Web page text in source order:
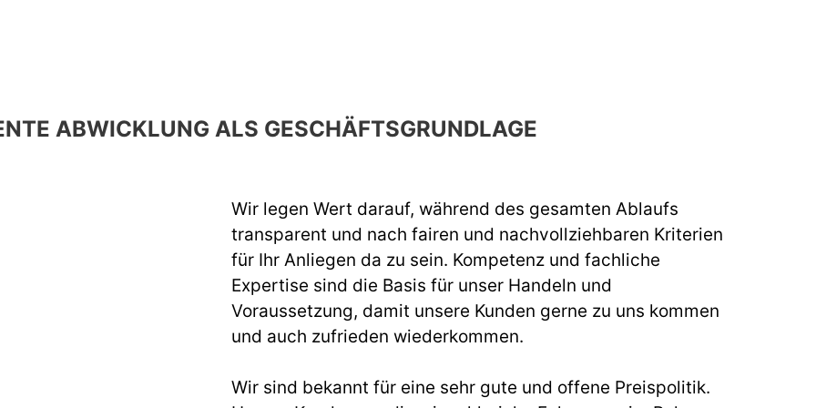
ABWICKLUNG ALS GESCHÄFTSGRUNDLAGE
Wir legen Wert darauf, während des gesamten Ablaufs
transparent und nach fairen und nachvollziehbaren Kriterien
für Ihr Anliegen da zu sein. Kompetenz und fachliche
Expertise sind die Basis für unser Handeln und
Voraussetzung, damit unsere Kunden gerne zu uns kommen
und auch zufrieden wiederkommen.
Wir sind bekannt für eine sehr gute und offene Preispolitik.